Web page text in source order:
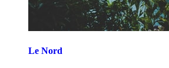
Le Nord